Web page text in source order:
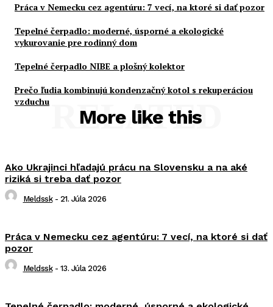
Práca v Nemecku cez agentúru: 7 vecí, na ktoré si dať pozor
Tepelné čerpadlo: moderné, úsporné a ekologické
vykurovanie pre rodinný dom
Tepelné čerpadlo NIBE a plošný kolektor
Prečo ľudia kombinujú kondenzačný kotol s rekuperáciou
vzduchu
More like this
RELATED
Ako Ukrajinci hľadajú prácu na Slovensku a na aké
riziká si treba dať pozor
Meldssk - 21. Júla 2026
Práca v Nemecku cez agentúru: 7 vecí, na ktoré si dať
pozor
Meldssk - 13. Júla 2026